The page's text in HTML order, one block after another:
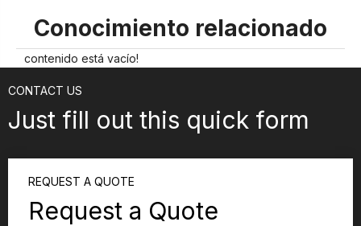
Conocimiento relacionado
contenido está vacío!
CONTACT US
Just fill out this quick form
REQUEST A QUOTE
Request a Quote